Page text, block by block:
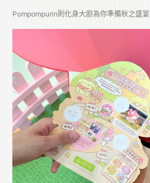
Pompompurin則化身大廚為你準備秋之盛宴